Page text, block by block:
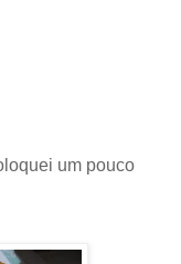
um pouco